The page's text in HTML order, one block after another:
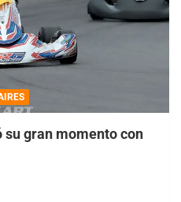
su gran momento con